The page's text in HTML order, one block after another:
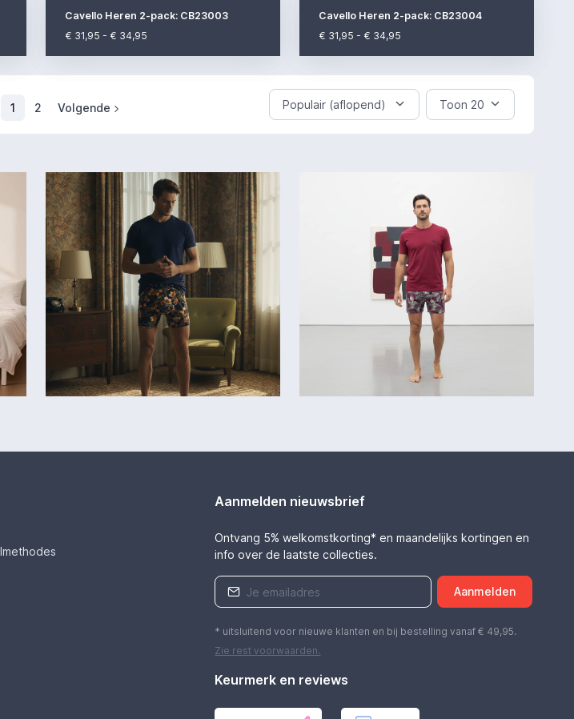
Cavello Heren 2-pack: CB23003
€ 31,95 - € 34,95
Cavello Heren 2-pack: CB23004
€ 31,95 - € 34,95
1 (current)
2 Volgende
Aanmelden nieuwsbrief
Ontvang 5% welkomstkorting* en maandelijks kortingen en
info over de laatste collecties.
Aanmelden
* uitsluitend voor nieuwe klanten en bij bestelling vanaf € 49,95.
Zie rest voorwaarden.
Keurmerk en reviews